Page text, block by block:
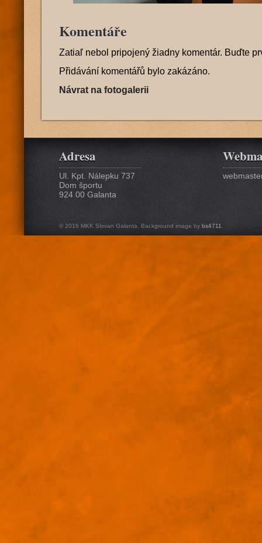
Komentáře
Zatiaľ nebol pripojený žiadny komentár. Buďte
Přidávání komentářů bylo zakázáno.
Návrat na fotogalerii
Adresa
Ul. Kpt. Nálepku 737
Dom športu
924 00 Galanta
© 2016 MKK Slovan Galanta. Background image by bs4711